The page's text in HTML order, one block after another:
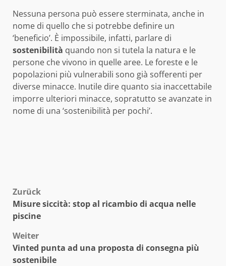
Nessuna persona può essere sterminata, anche in
nome di quello che si potrebbe definire un
‘beneficio’. È impossibile, infatti, parlare di
sostenibilità quando non si tutela la natura e le
persone che vivono in quelle aree. Le foreste e le
popolazioni più vulnerabili sono già sofferenti per
diverse minacce. Inutile dire quanto sia inaccettabile
imporre ulteriori minacce, sopratutto se avanzate in
nome di una ‘sostenibilità per pochi’.
Beitragsnavigation
Zurück
Misure siccità: stop al ricambio di acqua nelle
piscine
Weiter
Vinted punta ad una proposta di consegna più
sostenibile